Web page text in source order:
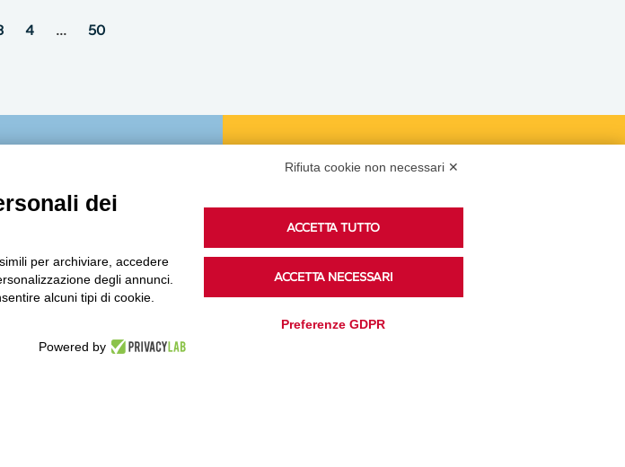
4 … 50
e webinar.
Podcast
Ascolta i podcast di approfondimento di Legacoop
su Spreaker.
Rifiuta cookie non necessari ✕
dei
per archiviare, accedere
degli annunci.
alcuni tipi di cookie.
Powered by
ACCETTA TUTTO
ACCETTA NECESSARI
Preferenze GDPR